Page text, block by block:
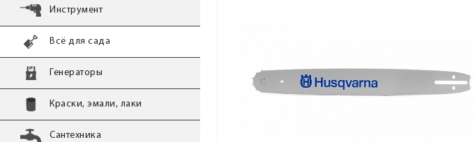
Инструмент
Всё для сада
Генераторы
Краски, эмали, лаки
Сантехника